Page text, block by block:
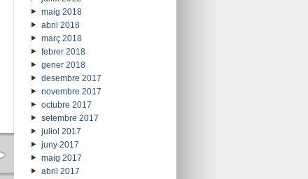
maig 2018
abril 2018
març 2018
febrer 2018
gener 2018
desembre 2017
novembre 2017
octubre 2017
setembre 2017
juliol 2017
juny 2017
maig 2017
abril 2017